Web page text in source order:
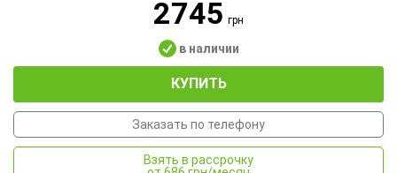
2745грн
в наличии
КУПИТЬ
Заказать по телефону
Взять в рассрочку